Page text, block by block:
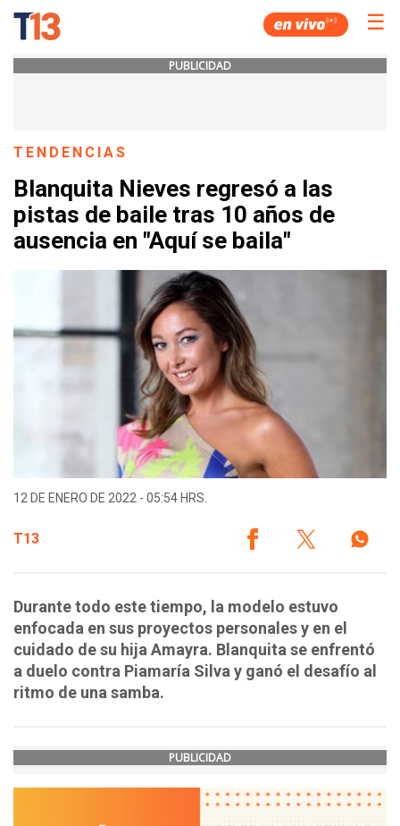
☰
PUBLICIDAD
TENDENCIAS
Blanquita Nieves regresó a las
pistas de baile tras 10 años de
ausencia en "Aquí se baila"
12 DE ENERO DE 2022 - 05:54 HRS.
T13
Durante todo este tiempo, la modelo estuvo
enfocada en sus proyectos personales y en el
cuidado de su hija Amayra. Blanquita se enfrentó
a duelo contra Piamaría Silva y ganó el desafío al
ritmo de una samba.
PUBLICIDAD